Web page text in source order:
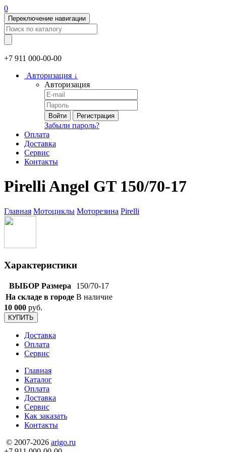
0
Переключение навигации
+7 911 000-00-00
Авторизация ↓
Авторизация
Войти Регистрация
Забыли пароль?
Оплата
Доставка
Сервис
Контакты
Pirelli Angel GT 150/70-17
Главная Мотоциклы Моторезина Pirelli
Характеристики
ВЫБОР Размера
150/70-17
На складе в городе В наличие
10 000 руб.
КУПИТЬ
Доставка
Оплата
Сервис
Главная
Каталог
Оплата
Доставка
Сервис
Как заказать
Контакты
© 2007-2026 arigo.ru